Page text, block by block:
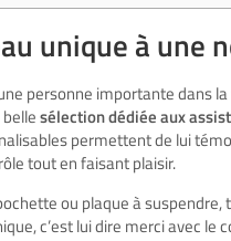
unique à une
personne importante dans
sélection dédiée aux
permettent de lui
tout en faisant plaisir.
ou plaque à
c’est lui dire merci avec le